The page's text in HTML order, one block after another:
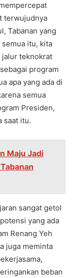
terwujudnya
Tabanan yang
itu, kita
jalur teknokrat
program
apa yang ada di
semua
Presiden,
saat itu.
Maju Jadi
sangat getol
yang ada
Renang Yeh
juga meminta
beban